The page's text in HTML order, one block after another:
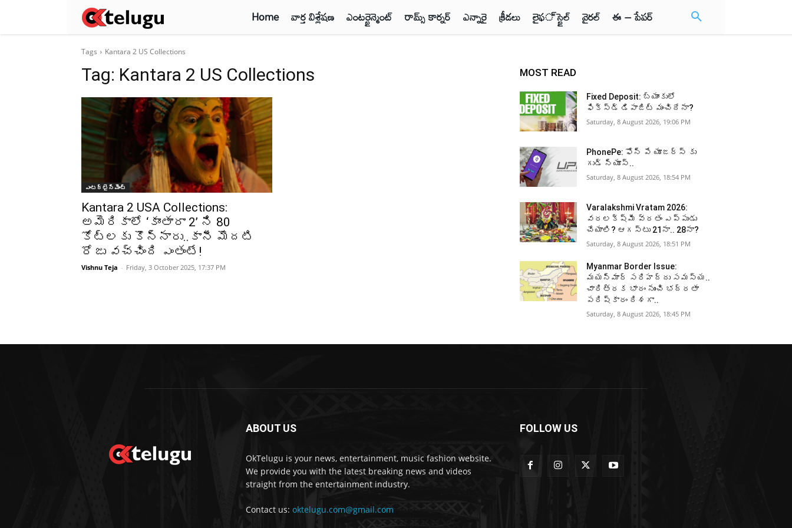
Home వార్త విశ్లేషణ ఎంటర్టైన్మెంట్ రామ్స్ కార్నర్ ఎన్నారై క్రీడలు లైఫ్ స్టైల్ వైరల్ ఈ – పేపర్
Tags Kantara 2 US Collections
Tag: Kantara 2 US Collections
ఎంటర్టైన్మెంట్
Kantara 2 USA Collections:
అమెరికాలో ‘కాంతారా 2’ ని 80
కోట్లకు కొన్నారు..కానీ మొదటి
రోజు వచ్చింది ఎంతంటే!
Vishnu Teja - Friday, 3 October 2025, 17:37 PM
MOST READ
Fixed Deposit: బ్యాంకులో
ఫిక్స్డ్ డిపాజిట్ మంచిదేనా?
Saturday, 8 August 2026, 19:06 PM
PhonePe: ఫోన్ పే యూజర్స్ కు
గుడ్ న్యూస్..
Saturday, 8 August 2026, 18:54 PM
Varalakshmi Vratam 2026:
వరలక్ష్మీ వ్రతం ఎప్పుడు
చేయాలి? ఆగస్టు 21నా.. 28నా?
Saturday, 8 August 2026, 18:51 PM
Myanmar Border Issue:
మయన్మార్‌ సరిహద్దు సమస్య..
చారిత్రక భారం నుంచి భద్రతా
పరిష్కారం దిశగా..
Saturday, 8 August 2026, 18:45 PM
ABOUT US
OkTelugu is your news, entertainment, music fashion website.
We provide you with the latest breaking news and videos
straight from the entertainment industry.
Contact us: oktelugu.com@gmail.com
FOLLOW US